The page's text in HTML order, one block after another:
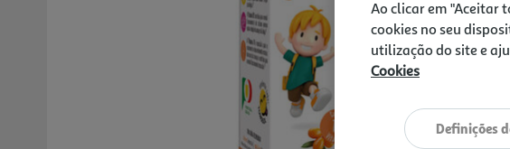
Ao clicar em "Aceitar
cookies no seu
utilização do site e
Cookies
Definições